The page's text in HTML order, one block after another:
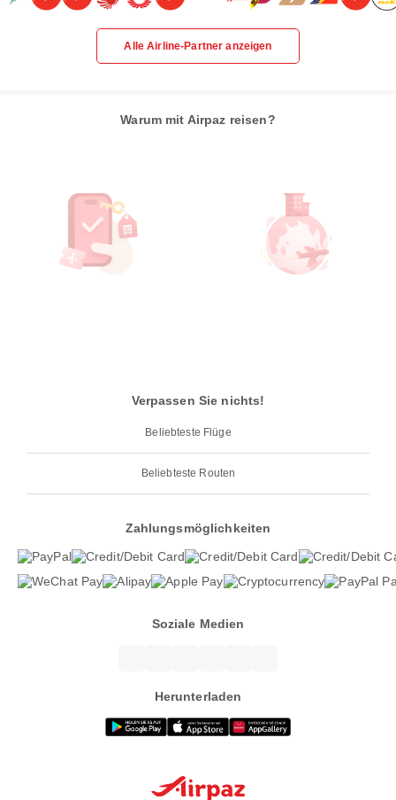
Alle Airline-Partner anzeigen
Warum mit Airpaz reisen?
Verpassen Sie nichts!
Beliebteste Flüge
Beliebteste Routen
Zahlungsmöglichkeiten
Soziale Medien
Herunterladen